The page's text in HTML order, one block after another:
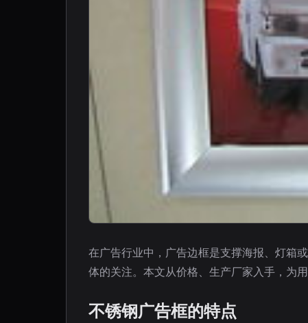
在广告行业中，广告边框是支撑海报、灯箱
体的关注。本文从价格、生产厂家入手，为
不锈钢广告框的特点